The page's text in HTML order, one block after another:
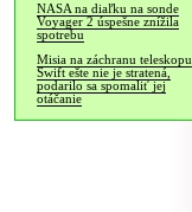
NASA na diaľku na sonde
Voyager 2 úspešne znížila
spotrebu
Misia na záchranu teleskopu
Swift ešte nie je stratená,
podarilo sa spomaliť jej
otáčanie